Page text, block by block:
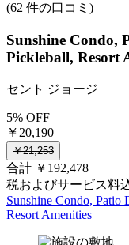
(62 件の口コミ)
Sunshine Condo,
Pickleball, Resort
セント ジョージ
5% OFF
￥20,190
￥21,253
合計 ￥192,478
税およびサービス料
Sunshine Condo, Patio
Resort Amenities